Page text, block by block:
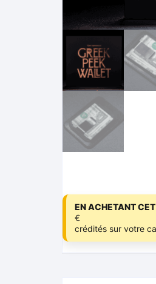
EN ACHETANT
€
crédités sur votre